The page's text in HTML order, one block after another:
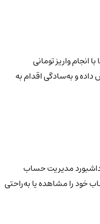
انجام واریز تومانی
و به‌سادگی اقدام به
داشبورد مدیریت حساب
خود را مشاهده یا به‌راحتی